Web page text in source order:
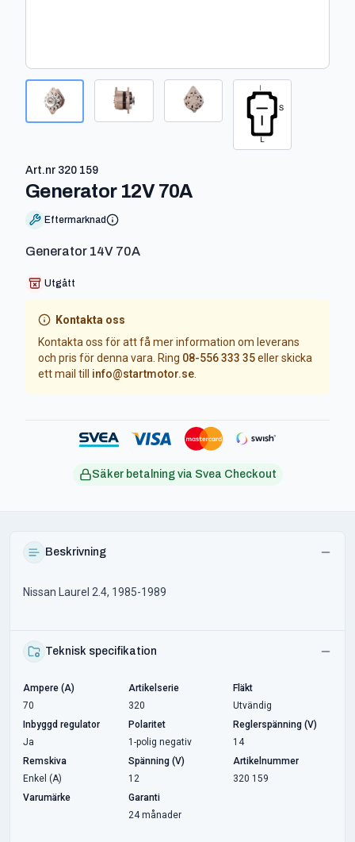
Art.nr 320 159
Generator 12V 70A-
Eftermarknad
Generator 14V 70A
Utgått
Kontakta oss
Kontakta oss för att få mer information om leverans
och pris för denna vara. Ring 08-556 333 35eller skicka
ett mail till
info@startmotor.se.
Säker betalning via Svea Checkout
Beskrivning
Nissan Laurel 2.4, 1985-1989
Teknisk specifikation
Ampere (A)
70
Artikelserie
320
Fläkt
Utvändig
Inbyggd regulator
Ja
Polaritet
1-polig negativ
Reglerspänning (V)
14
Remskiva
Enkel (A)
Spänning (V)
12
Artikelnummer
320 159
Varumärke
Garanti
24 månader